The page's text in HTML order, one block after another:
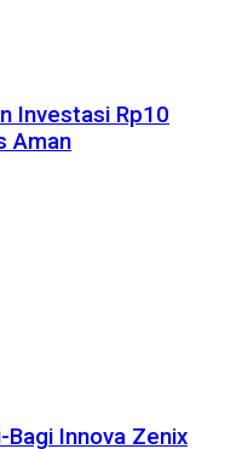
Investasi Rp10
Aman
Bagi Innova Zenix